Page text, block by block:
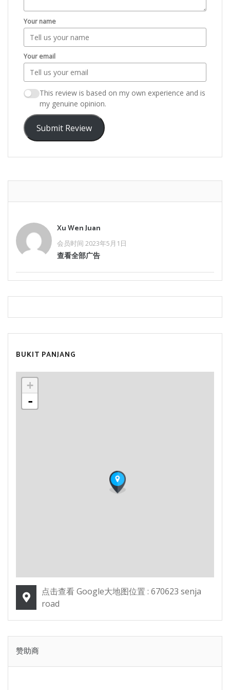
Your name
Your email
This review is based on my own experience and is
my genuine opinion.
Submit Review
Xu Wen Juan
会员时间 2023年5月1日
查看全部广告
BUKIT PANJANG
+
-
点击查看 Google大地图位置 : 670623 senja
road
赞助商